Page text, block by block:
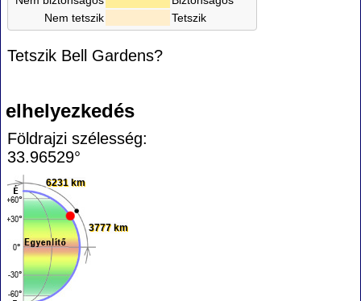
Nem tetszik
Tetszik
Tetszik Bell Gardens?
elhelyezkedés
Földrajzi szélesség:
33.96529°
6231 km
3777 km